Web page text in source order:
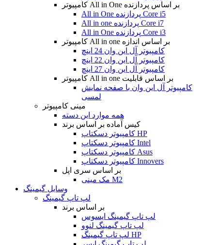
کامپیوتر All in One بر اساس پردازنده
All in One پردازنده Core i5
All in one پردازنده Core i7
All in One پردازنده Core i3
کامپیوتر All in one بر اساس اندازه
کامپیوتر آل این وان 24 اینچ
کامپیوتر آل این وان 22 اینچ
کامپیوتر آل این وان 27 اینچ
کامپیوتر All in one بر اساس قابلیت
کامپیوتر آل این وان با صفحه نمایش
لمسی
مینی کامپیوتر
همه موارد این دسته
کیس آماده بر اساس برند
کامپیوتر دسکتاپ HP
کامپیوتر دسکتاپ Intel
کامپیوتر دسکتاپ Asus
کامپیوتر دسکتاپ Innovers
بر اساس سری اپل
مک مینی M2
وسایل گیمینگ
لپ تاپ گیمینگ
بر اساس برند
لپ تاپ گیمینگ ایسوس
لپ تاپ گیمینگ لنوو
لپ تاپ گیمینگ HP